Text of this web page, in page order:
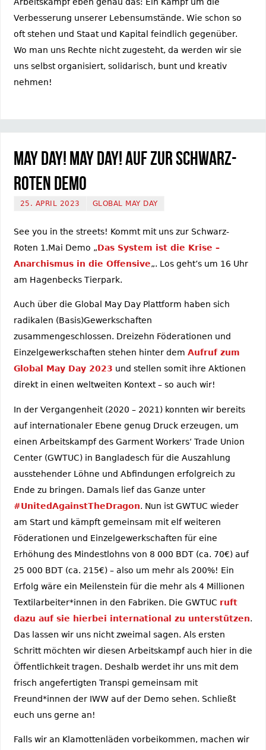
Verbesserung unserer Lebensumstände. Wie schon so
oft stehen und Staat und Kapital feindlich gegenüber.
Wo man uns Rechte nicht zugesteht, da werden wir sie
uns selbst organisiert, solidarisch, bunt und kreativ
nehmen!
May Day! May Day! Auf zur Schwarz-
Roten Demo
25. APRIL 2023 GLOBAL MAY DAY
See you in the streets! Kommt mit uns zur Schwarz-
Roten 1.Mai Demo „Das System ist die Krise –
Anarchismus in die Offensive„. Los geht’s um 16 Uhr
am Hagenbecks Tierpark.
Auch über die Global May Day Plattform haben sich
radikalen (Basis)Gewerkschaften
zusammengeschlossen. Dreizehn Föderationen und
Einzelgewerkschaften stehen hinter dem Aufruf zum
Global May Day 2023 und stellen somit ihre Aktionen
direkt in einen weltweiten Kontext – so auch wir!
In der Vergangenheit (2020 – 2021) konnten wir bereits
auf internationaler Ebene genug Druck erzeugen, um
einen Arbeitskampf des Garment Workers‘ Trade Union
Center (GWTUC) in Bangladesch für die Auszahlung
ausstehender Löhne und Abfindungen erfolgreich zu
Ende zu bringen. Damals lief das Ganze unter
#UnitedAgainstTheDragon. Nun ist GWTUC wieder
am Start und kämpft gemeinsam mit elf weiteren
Föderationen und Einzelgewerkschaften für eine
Erhöhung des Mindestlohns von 8 000 BDT (ca. 70€) auf
25 000 BDT (ca. 215€) – also um mehr als 200%! Ein
Erfolg wäre ein Meilenstein für die mehr als 4 Millionen
Textilarbeiter*innen in den Fabriken. Die GWTUC ruft
dazu auf sie hierbei international zu unterstützen.
Das lassen wir uns nicht zweimal sagen. Als ersten
Schritt möchten wir diesen Arbeitskampf auch hier in die
Öffentlichkeit tragen. Deshalb werdet ihr uns mit dem
frisch angefertigten Transpi gemeinsam mit
Freund*innen der IWW auf der Demo sehen. Schließt
euch uns gerne an!
Falls wir an Klamottenläden vorbeikommen, machen wir